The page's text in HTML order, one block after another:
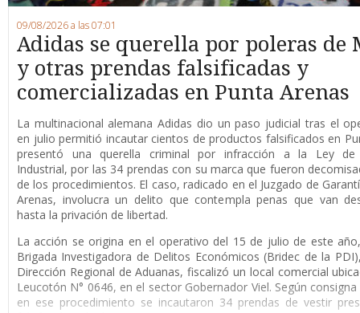
09/08/2026 a las 07:01
Adidas se querella por poleras de
y otras prendas falsificadas y
comercializadas en Punta Arenas
La multinacional alemana Adidas dio un paso judicial tras el
en julio permitió incautar cientos de productos falsificados en
presentó una querella criminal por infracción a la Ley de
Industrial, por las 34 prendas con su marca que fueron
de los procedimientos. El caso, radicado en el Juzgado de
Arenas, involucra un delito que contempla penas que van
hasta la privación de libertad.
La acción se origina en el operativo del 15 de julio de este
Brigada Investigadora de Delitos Económicos (Bridec de la
Dirección Regional de Aduanas, fiscalizó un local comercial
Leucotón N° 0646, en el sector Gobernador Viel. Según
en ese procedimiento se incautaron 34 prendas de vestir